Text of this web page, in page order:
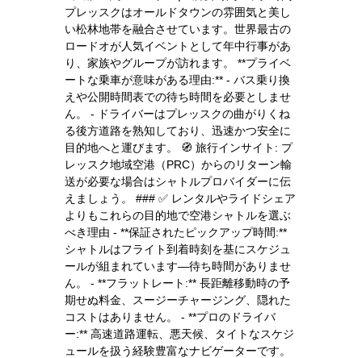
プレッスクはオールドタウンの雰囲気と美し
い松林地帯を融合させています。世界最古の
ロードオが人気イベントとして年中行事があ
り、家族やグループが訪れます。 **プライベ
ートな乗車が意味がある理由:** - バス乗り換
えや公開時間表での待ち時間を必要としませ
ん。 - ドライバーはプレッスクの曲がりくね
る後方道路を熟知しており、迅速かつ安全に
目的地へと運びます。 🧭 旅行インサイト: プ
レッスク地域空港（PRC）からのリターン輸
送が必要な場合はシャトルプロバイダーに伝
えましょう。 ### ✅ レンタルやライドシェア
よりもこれらの目的地で空港シャトルを選ぶ
べき理由 - **保証されたピックアップ時間:**
シャトルはフライト到着時刻を基にスケジュ
ールが組まれています—待ち時間がありませ
ん。 - **フラットレート:** 長距離移動時の予
期せぬ料金、スージーチャージング、隠れた
コストはありません。 - **プロのドライバ
ー:** 高速道路運転、悪天候、タイトなスケジ
ュールを扱う経験豊富なナビゲーターです。